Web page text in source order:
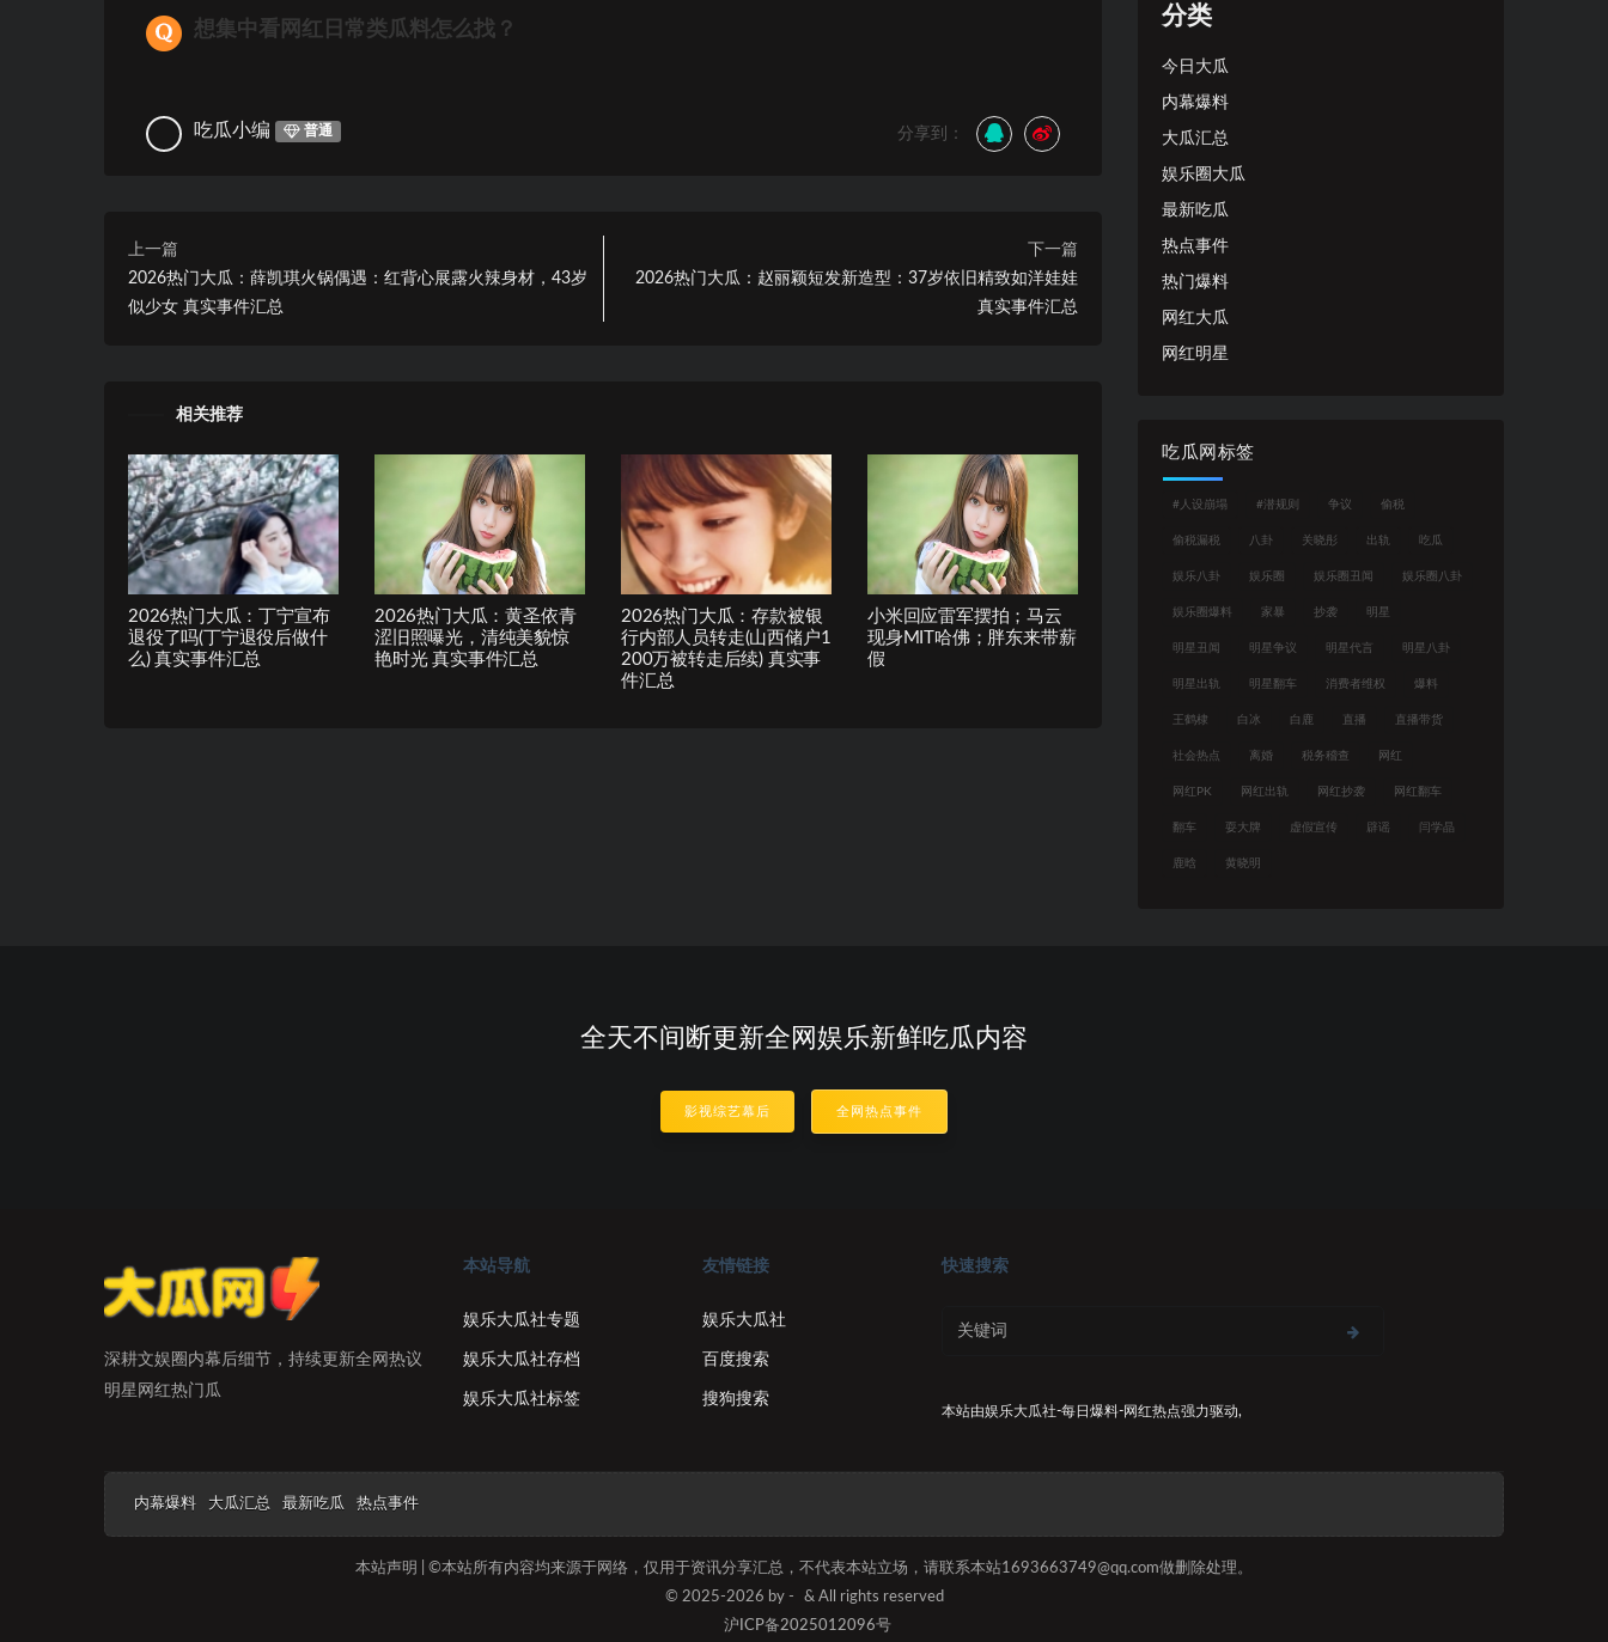
想集中看网红日常类瓜料怎么找？
吃瓜小编 普通 分享到：
上一篇
2026热门大瓜：薛凯琪火锅偶遇：红背心展露火辣身材，43岁
似少女 真实事件汇总
下一篇
2026热门大瓜：赵丽颖短发新造型：37岁依旧精致如洋娃娃
真实事件汇总
相关推荐
2026热门大瓜：丁宁宣布
退役了吗(丁宁退役后做什
么) 真实事件汇总
2026热门大瓜：黄圣依青
涩旧照曝光，清纯美貌惊
艳时光 真实事件汇总
2026热门大瓜：存款被银
行内部人员转走(山西储户1
200万被转走后续) 真实事
件汇总
小米回应雷军摆拍；马云
现身MIT哈佛；胖东来带薪
假
分类
今日大瓜
内幕爆料
大瓜汇总
娱乐圈大瓜
最新吃瓜
热点事件
热门爆料
网红大瓜
网红明星
吃瓜网标签
#人设崩塌 #潜规则 争议 偷税
偷税漏税 八卦 关晓彤 出轨 吃瓜
娱乐八卦 娱乐圈 娱乐圈丑闻 娱乐圈八卦
娱乐圈爆料 家暴 抄袭 明星
明星丑闻 明星争议 明星代言 明星八卦
明星出轨 明星翻车 消费者维权 爆料
王鹤棣 白冰 白鹿 直播 直播带货
社会热点 离婚 税务稽查 网红
网红PK 网红出轨 网红抄袭 网红翻车
翻车 耍大牌 虚假宣传 辟谣 闫学晶
鹿晗 黄晓明
全天不间断更新全网娱乐新鲜吃瓜内容
影视综艺幕后 全网热点事件
深耕文娱圈内幕后细节，持续更新全网热议
明星网红热门瓜
本站导航
娱乐大瓜社专题
娱乐大瓜社存档
娱乐大瓜社标签
友情链接
娱乐大瓜社
百度搜索
搜狗搜索
快速搜索
本站由娱乐大瓜社-每日爆料-网红热点强力驱动,
内幕爆料 大瓜汇总 最新吃瓜 热点事件
本站声明 | ©本站所有内容均来源于网络，仅用于资讯分享汇总，不代表本站立场，请联系本站1693663749@qq.com做删除处理。
© 2025-2026 by -
& All rights reserved
沪ICP备2025012096号